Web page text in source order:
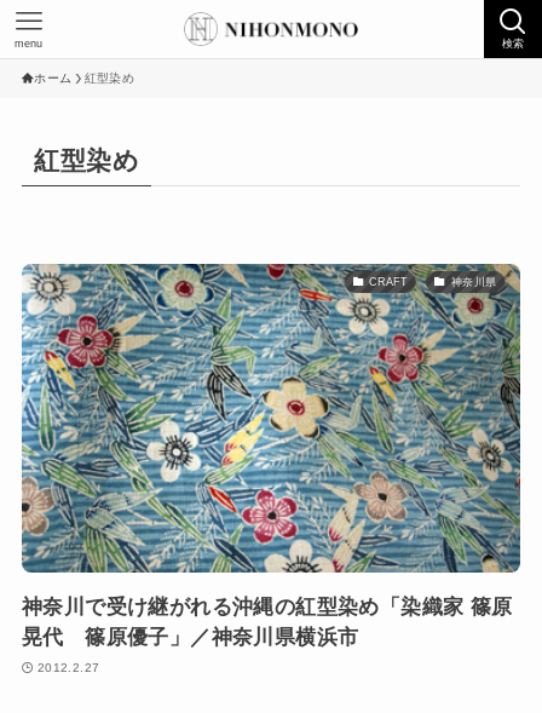
検索
menu
ホーム 紅型染め
紅型染め
CRAFT 神奈川県
神奈川で受け継がれる沖縄の紅型染め「染織家 篠原
晃代 篠原優子」／神奈川県横浜市
2012.2.27